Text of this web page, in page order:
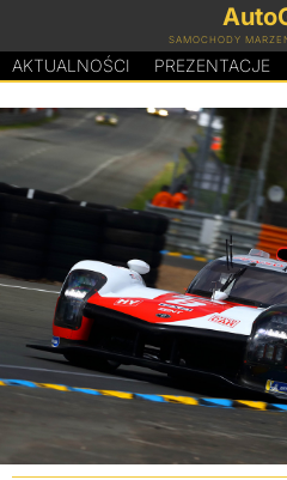
SAMOCHODY
AKTUALNOŚCI PREZENTACJE